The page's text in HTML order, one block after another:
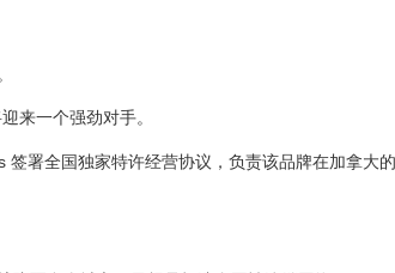
来一个强劲对手。
署全国独家特许经营协议，负责该品牌在加拿大